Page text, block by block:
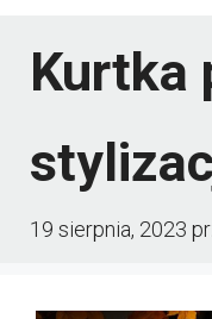
Kurtka
19 sierpnia, 2023